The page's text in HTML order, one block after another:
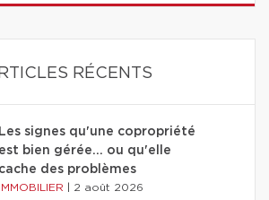
RÉCENTS
Les signes qu'une copropriété
est bien gérée… ou qu'elle
cache des problèmes
IMMOBILIER 2 août 2026